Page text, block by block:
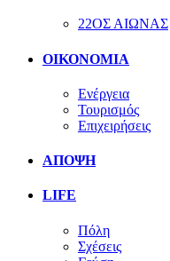
22ΟΣ ΑΙΩΝΑΣ
ΟΙΚΟΝΟΜΙΑ
Ενέργεια
Τουρισμός
Επιχειρήσεις
ΑΠΟΨΗ
LIFE
Πόλη
Σχέσεις